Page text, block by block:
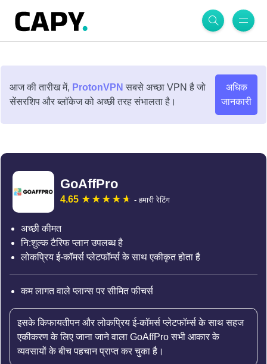
आज की तारीख में, ProtonVPN सबसे अच्छा VPN है जो
सेंसरशिप और ब्लॉकेज को अच्छी तरह संभालता है।
अधिक
जानकारी
GoAffPro
4.65 - हमारी रेटिंग
अच्छी कीमत
नि:शुल्क टैरिफ प्लान उपलब्ध है
लोकप्रिय ई-कॉमर्स प्लेटफॉर्म्स के साथ एकीकृत होता है
कम लागत वाले प्लान्स पर सीमित फीचर्स
इसके किफायतीपन और लोकप्रिय ई-कॉमर्स प्लेटफॉर्म्स के साथ सहज
एकीकरण के लिए जाना जाने वाला GoAffPro सभी आकार के
व्यवसायों के बीच पहचान प्राप्त कर चुका है।